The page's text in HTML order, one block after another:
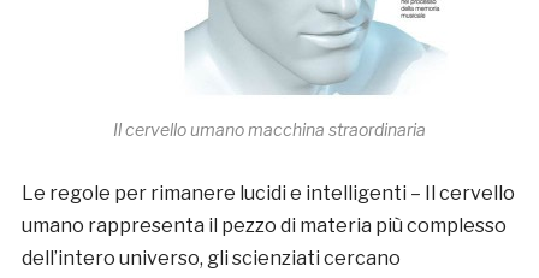
Il cervello umano macchina straordinaria
Le regole per rimanere lucidi e intelligenti – Il cervello
umano rappresenta il pezzo di materia più complesso
dell’intero universo, gli scienziati cercano